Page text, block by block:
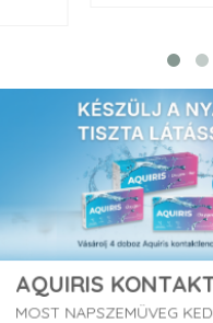
AQUIRIS
MOST NAPSZEMÜVEG